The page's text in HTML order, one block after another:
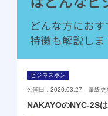
ビジネスホン
公開日：2020.03.27 最終更
NAKAYOのNYC-2S